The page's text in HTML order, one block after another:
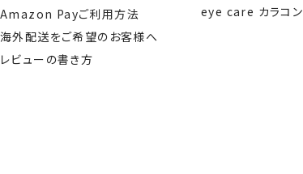
Amazon Payご利用方法
海外配送をご希望のお客様へ
レビューの書き方
eye care カラコン